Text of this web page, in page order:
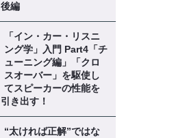
後編
「イン・カー・リスニ
ング学」入門 Part4「チ
ューニング編」「クロ
スオーバー」を駆使し
てスピーカーの性能を
引き出す！
“太ければ正解”ではな